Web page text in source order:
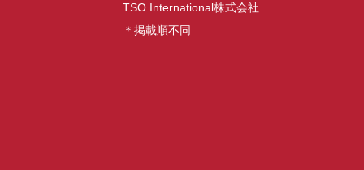
TSO International株式会社
＊掲載順不同